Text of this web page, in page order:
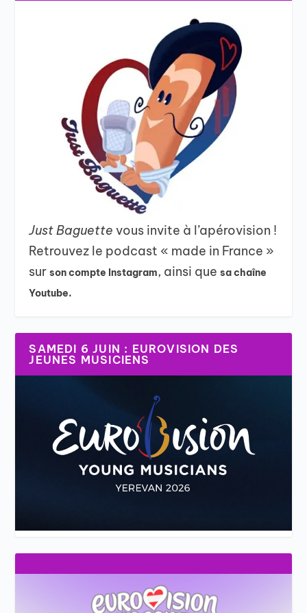
Just Baguettevous invite à l’apérovision !
Retrouvez le podcast « made in France »
surson compte Instagram, ainsi quesa chaîne
Youtube.
SAMEDI 6 JUIN : EUROVISION DES
JEUNES MUSICIENS